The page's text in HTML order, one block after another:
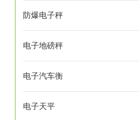
防爆电子秤
电子地磅秤
电子汽车衡
电子天平